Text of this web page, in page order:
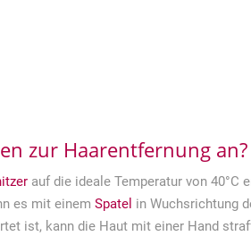
zur Haarentfernung an?
auf die ideale Temperatur von 40°C
es mit einem Spatel in Wuchsrichtung
ist, kann die Haut mit einer Hand